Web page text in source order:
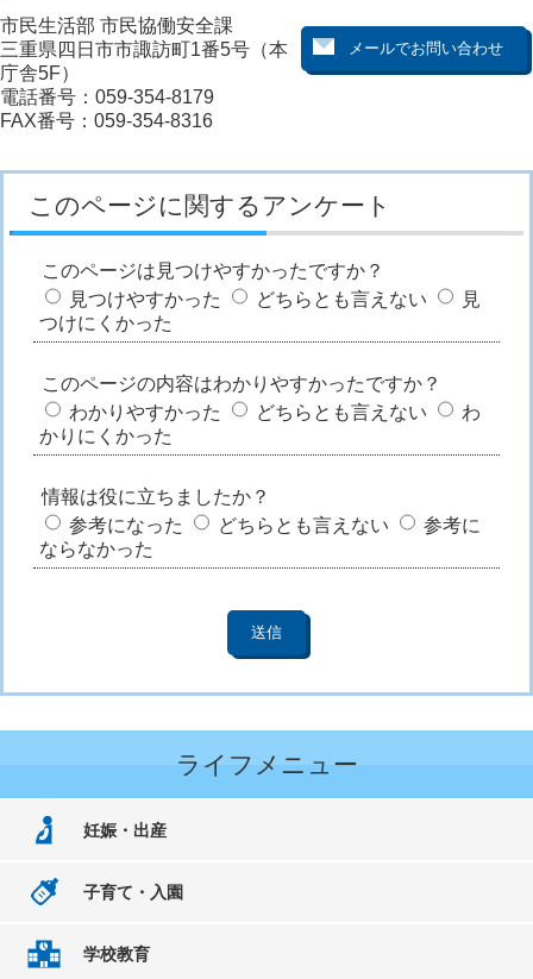
市民生活部 市民協働安全課
三重県四日市市諏訪町1番5号（本
庁舎5F）
電話番号：059-354-8179
FAX番号：059-354-8316
このページに関するアンケート
このページは見つけやすかったですか？
見つけやすかった
どちらとも言えない
見
つけにくかった
このページの内容はわかりやすかったですか？
わかりやすかった
どちらとも言えない
わ
かりにくかった
情報は役に立ちましたか？
参考になった
どちらとも言えない
参考に
ならなかった
ライフメニュー
妊娠・出産
子育て・入園
学校教育